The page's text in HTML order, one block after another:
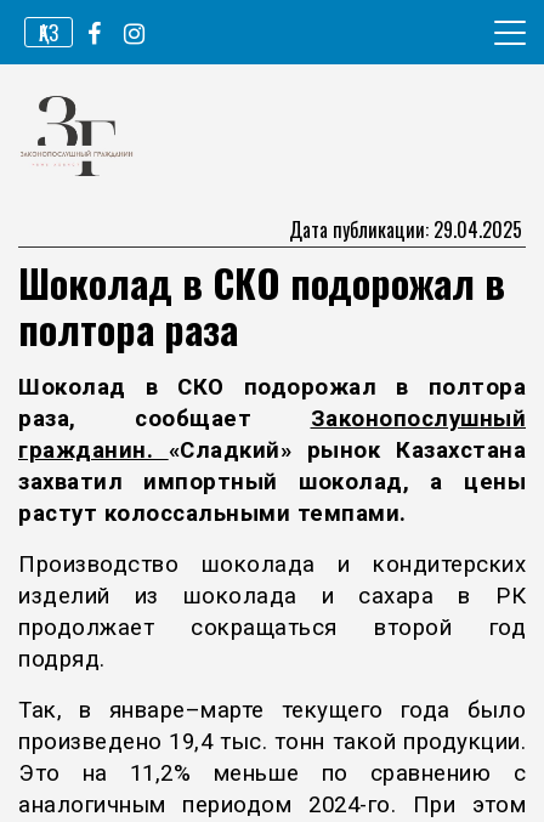
Перейти
содержимому
ҚАЗ
Законопослушный гражданин
Дата публикации: 29.04.2025
Шоколад в СКО подорожал в
полтора раза
Шоколад в СКО подорожал в полтора
раза, сообщает
Законопослушный
гражданин. «Сладкий» рынок Казахстана
захватил импортный шоколад, а цены
растут колоссальными темпами.
Производство шоколада и кондитерских
изделий из шоколада и сахара в РК
продолжает сокращаться второй год
подряд.
Так, в январе–марте текущего года было
произведено 19,4 тыс. тонн такой продукции.
Это на 11,2% меньше по сравнению с
аналогичным периодом 2024-го. При этом